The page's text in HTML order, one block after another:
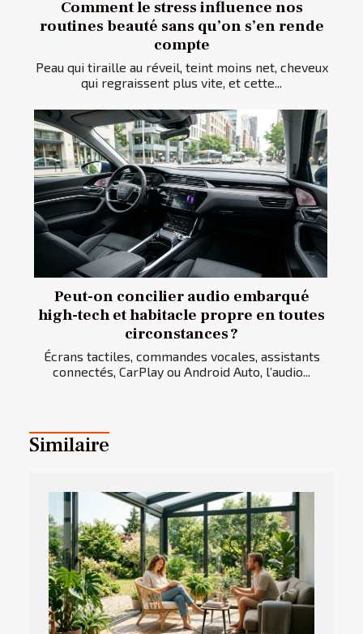
Comment le stress influence nos
routines beauté sans qu’on s’en rende
compte
Peau qui tiraille au réveil, teint moins net, cheveux
qui regraissent plus vite, et cette...
Peut-on concilier audio embarqué
high-tech et habitacle propre en toutes
circonstances ?
Écrans tactiles, commandes vocales, assistants
connectés, CarPlay ou Android Auto, l’audio...
Similaire